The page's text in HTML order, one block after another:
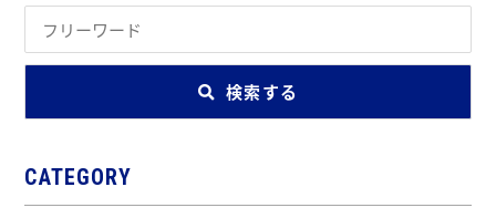
検索する
CATEGORY